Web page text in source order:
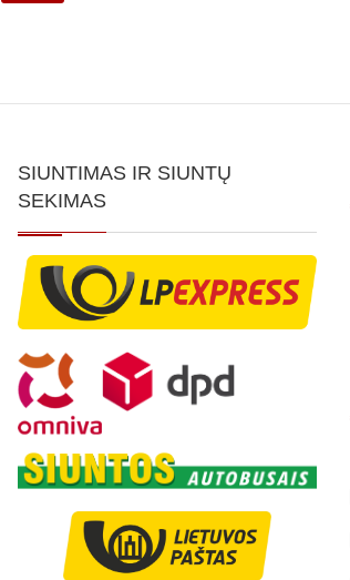
SIUNTIMAS IR SIUNTŲ
SEKIMAS